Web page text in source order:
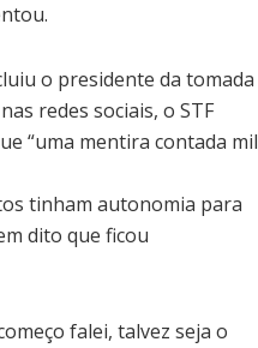
o presidente da tomada
redes sociais, o STF
“uma mentira contada mil
tinham autonomia para
dito que ficou
falei, talvez seja o